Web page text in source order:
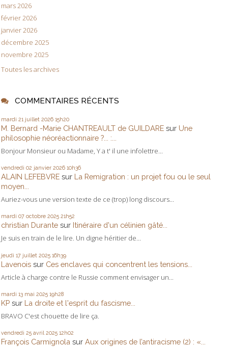
mars 2026
février 2026
janvier 2026
décembre 2025
novembre 2025
Toutes les archives
COMMENTAIRES RÉCENTS
mardi 21 juillet 2026 15h20
M. Bernard -Marie CHANTREAULT de GUILDARE sur Une
philosophie néoréactionnaire ?... :...
Bonjour Monsieur ou Madame, Y a t' il une infolettre...
vendredi 02 janvier 2026 10h36
ALAIN LEFEBVRE sur La Remigration : un projet fou ou le seul
moyen...
Auriez-vous une version texte de ce (trop) long discours...
mardi 07 octobre 2025 21h52
christian Durante sur Itinéraire d'un célinien gâté...
Je suis en train de le lire. Un digne héritier de...
jeudi 17 juillet 2025 16h39
Lavenois sur Ces enclaves qui concentrent les tensions...
Article à charge contre le Russie comment envisager un...
mardi 13 mai 2025 19h28
KP sur La droite et l'esprit du fascisme...
BRAVO C'est chouette de lire ça.
vendredi 25 avril 2025 12h02
François Carmignola sur Aux origines de l’antiracisme (2) : «...